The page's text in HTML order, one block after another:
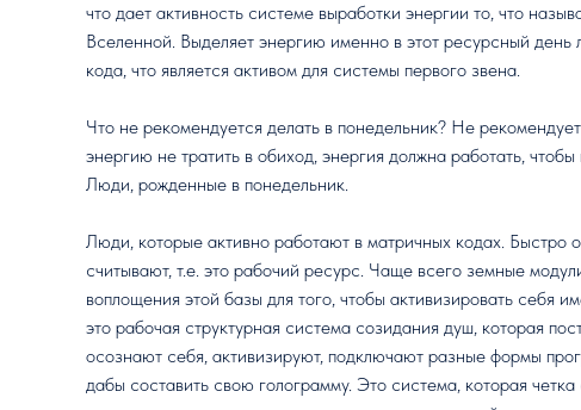
что дает активность системе выработки энергии то, что
Вселенной. Выделяет энергию именно в этот ресурсный день
кода, что является активом для системы первого звена.
Что не рекомендуется делать в понедельник? Не
энергию не тратить в обиход, энергия должна работать, чтобы
Люди, рожденные в понедельник.
Люди, которые активно работают в матричных кодах. Быстро
считывают, т.е. это рабочий ресурс. Чаще всего земные
воплощения этой базы для того, чтобы активизировать себя
это рабочая структурная система созидания душ, которая
осознают себя, активизируют, подключают разные формы
дабы составить свою голограмму. Это система, которая четка